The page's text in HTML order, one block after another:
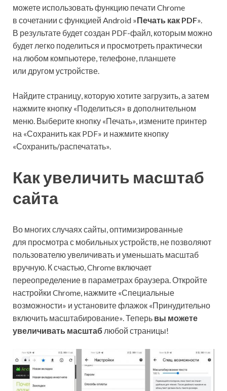
можете использовать функцию печати Chrome
в сочетании с функцией Android »Печать как PDF».
В результате будет создан PDF-файл, которым можно
будет легко поделиться и просмотреть практически
на любом компьютере, телефоне, планшете
или другом устройстве.
Найдите страницу, которую хотите загрузить, а затем
нажмите кнопку «Поделиться» в дополнительном
меню. Выберите кнопку «Печать», измените принтер
на «Сохранить как PDF» и нажмите кнопку
«Сохранить/распечатать».
Как увеличить масштаб
сайта
Во многих случаях сайты, оптимизированные
для просмотра с мобильных устройств, не позволяют
пользователю увеличивать и уменьшать масштаб
вручную. К счастью, Chrome включает
переопределение в параметрах браузера. Откройте
настройки Chrome, нажмите «Специальные
возможности» и установите флажок «Принудительно
включить масштабирование». Теперь вы можете
увеличивать масштаб любой страницы!